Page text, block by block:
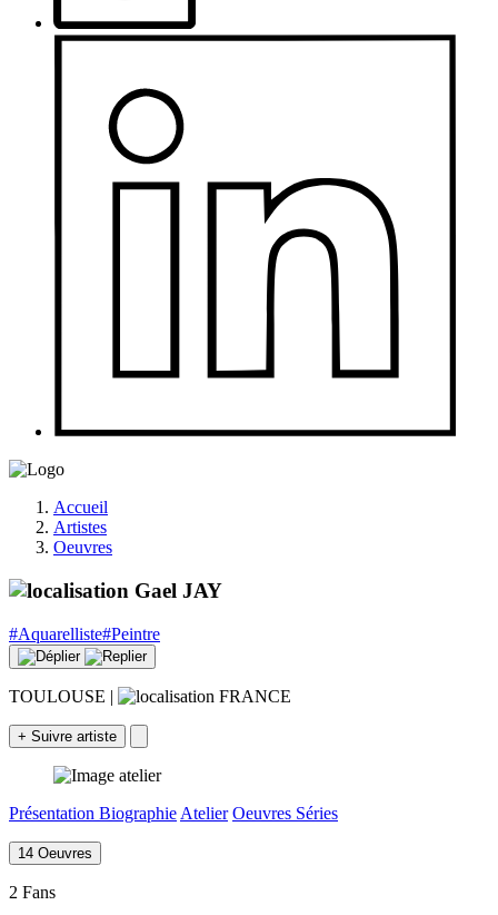
Accueil
Artistes
Oeuvres
Gael JAY
#Aquarelliste#Peintre
TOULOUSE | FRANCE
+ Suivre artiste
Présentation Biographie Atelier Oeuvres Séries
14 Oeuvres
2 Fans